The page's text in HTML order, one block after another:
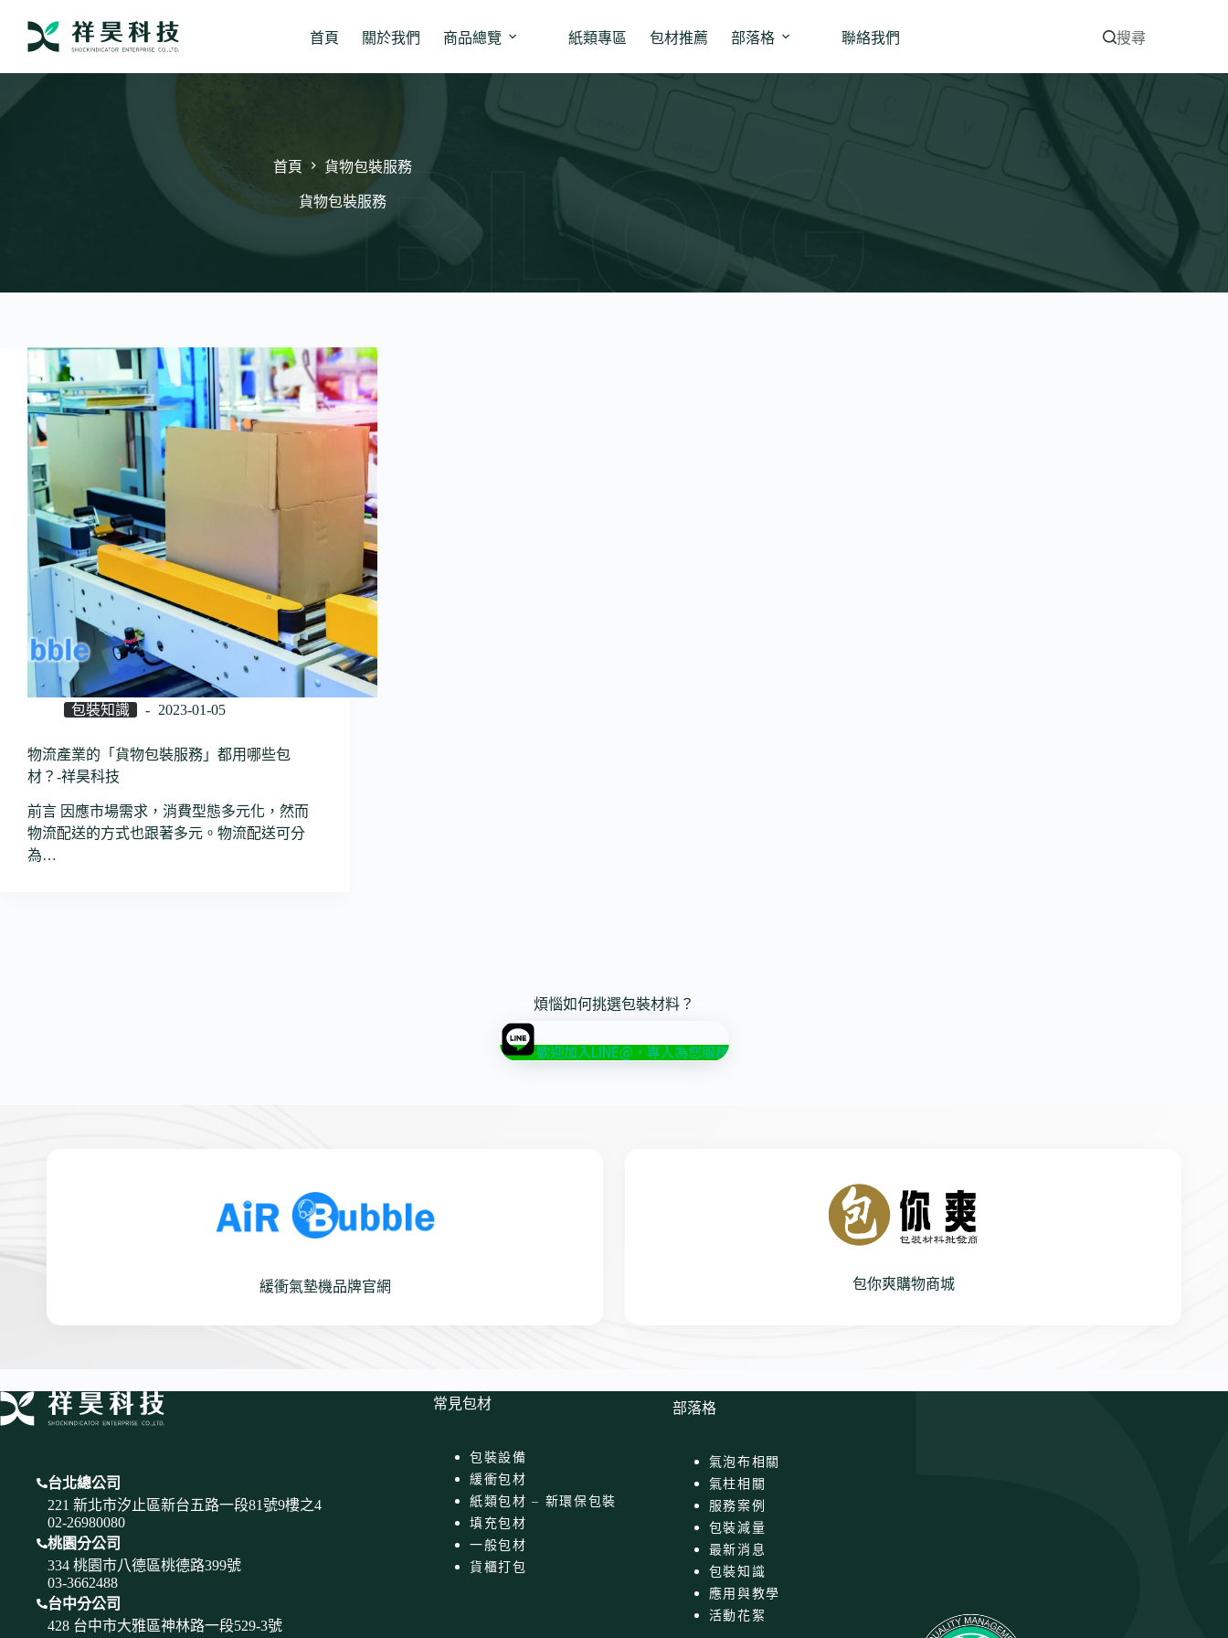
要
容
首頁 關於我們 商品總覽 紙類專區 包材推薦 部落格 聯絡我們 搜尋
首頁 貨物包裝服務
貨物包裝服務
包裝知識 2023-01-05
物流產業的「貨物包裝服務」都用哪些包
材？-祥昊科技
前言 因應市場需求，消費型態多元化，然而
物流配送的方式也跟著多元。物流配送可分
為…
煩惱如何挑選包裝材料？
歡迎加入LINE@，專人為您服務
緩衝氣墊機品牌官網 包你爽購物商城
台北總公司
221 新北市汐止區新台五路一段81號9樓之4
02-26980080
桃園分公司
334 桃園市八德區桃德路399號
03-3662488
台中分公司
428 台中市大雅區神林路一段529-3號
常見包材
包裝設備
緩衝包材
紙類包材 – 新環保包裝
填充包材
一般包材
貨櫃打包
部落格
氣泡布相關
氣柱相關
服務案例
包裝減量
最新消息
包裝知識
應用與教學
活動花絮